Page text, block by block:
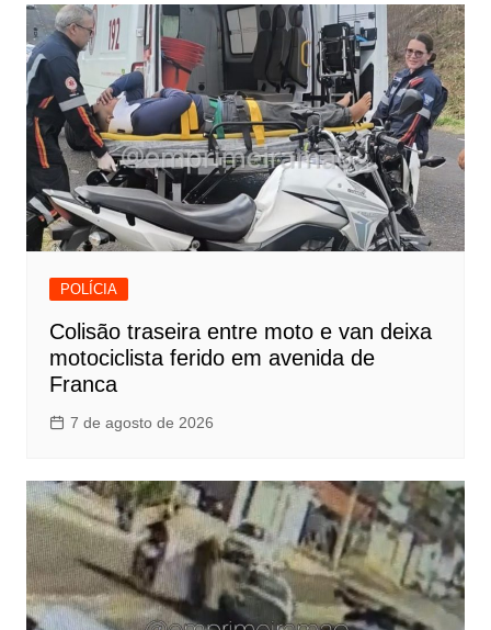
POLÍCIA
Colisão traseira entre moto e van deixa
motociclista ferido em avenida de
Franca
7 de agosto de 2026